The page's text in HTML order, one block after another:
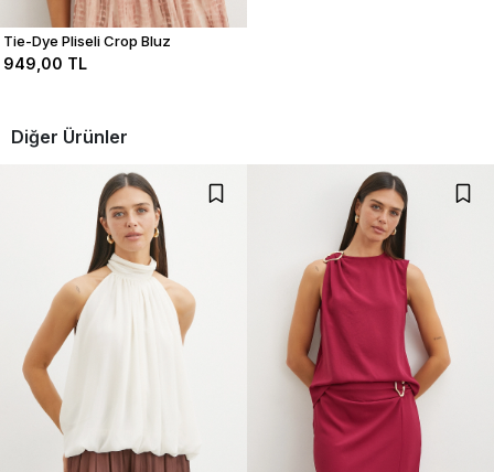
Tie-Dye Pliseli Crop Bluz
949,00 TL
Diğer Ürünler